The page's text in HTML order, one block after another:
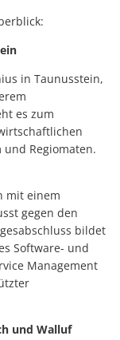
in Taunusstein,
es zum
Regiomaten.
mit einem
gegen den
bildet
Software- und
Management
und Walluf